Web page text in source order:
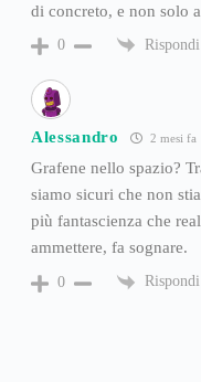
di concreto, e non solo
0 Rispondi
Alessandro 2 mesi fa
Grafene nello spazio?
siamo sicuri che non
più fantascienza che
ammettere, fa sognare.
0 Rispondi